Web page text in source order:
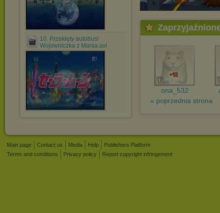
10. Przeklęty autobus!
Wojowniczka z Marsa.avi
ona_532
« poprzednia strona
Main page Contact us Media Help
Publishers Platform
Terms and conditions
Privacy policy Report copyright infringement